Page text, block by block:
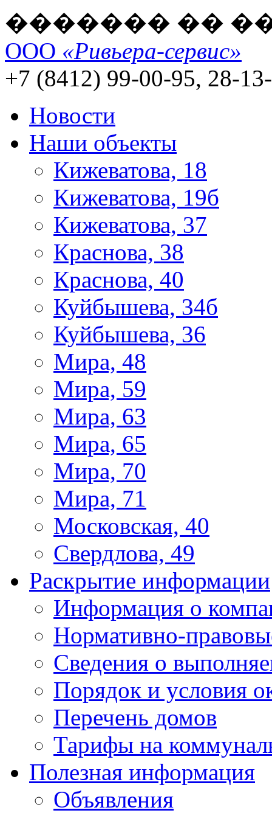
������� ��
ООО «Ривьера-сервис»
+7 (8412) 99-00-95, 28-
Новости
Наши объекты
Кижеватова, 18
Кижеватова, 19б
Кижеватова, 37
Краснова, 38
Краснова, 40
Куйбышева, 34б
Куйбышева, 36
Мира, 48
Мира, 59
Мира, 63
Мира, 65
Мира, 70
Мира, 71
Московская, 40
Свердлова, 49
Раскрытие информации
Информация о
Нормативно-
Сведения о
Порядок и условия
Перечень домов
Тарифы на
Полезная информация
Объявления